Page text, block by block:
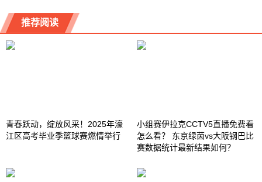
推荐阅读
青春跃动，绽放风采！2025年濠
江区高考毕业季篮球赛燃情举行
小组赛伊拉克CCTV5直播免费看
怎么看？ 东京绿茵vs大阪钢巴比
赛数据统计最新结果如何？